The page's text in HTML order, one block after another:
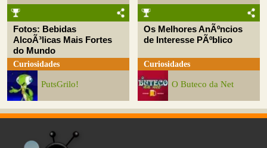
Fotos: Bebidas
AlcoÃ³licas Mais Fortes
do Mundo
Curiosidades
PutsGrilo!
Os Melhores AnÃºncios
de Interesse PÃºblico
Curiosidades
O Buteco da Net